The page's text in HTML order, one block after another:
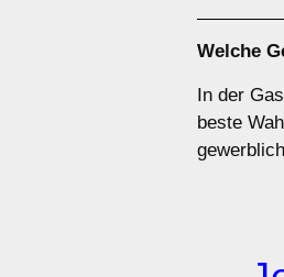
Welche
In der
beste